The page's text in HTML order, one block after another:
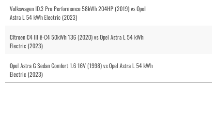
Volkswagen ID.3 Pro Performance 58kWh 204HP (2019) vs Opel
Astra L 54 kWh Electric (2023)
Citroen C4 III ë-C4 50kWh 136 (2020) vs Opel Astra L 54 kWh
Electric (2023)
Opel Astra G Sedan Comfort 1.6 16V (1998) vs Opel Astra L 54 kWh
Electric (2023)